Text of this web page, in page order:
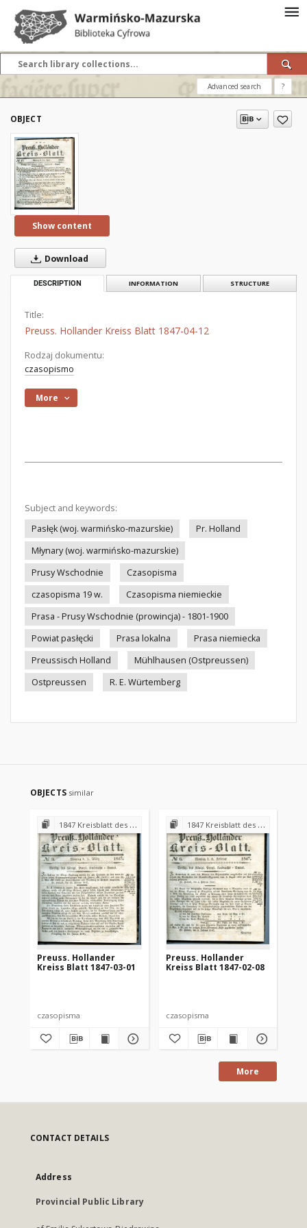
Advanced search ?
OBJECT
Show content
Download
DESCRIPTION INFORMATION STRUCTURE
Title:
Preuss. Hollander Kreiss Blatt 1847-04-12
Rodzaj dokumentu:
czasopismo
More
Subject and keywords:
Pasłęk (woj. warmińsko-mazurskie)
Pr. Holland
Młynary (woj. warmińsko-mazurskie)
Prusy Wschodnie
Czasopisma
czasopisma 19 w.
Czasopisma niemieckie
Prasa - Prusy Wschodnie (prowincja) - 1801-1900
Powiat pasłęcki
Prasa lokalna
Prasa niemiecka
Preussisch Holland
Mühlhausen (Ostpreussen)
Ostpreussen
R. E. Würtemberg
OBJECTS similar
1847 Kreisblatt des Königl. Preuss. Landraths-Amtes Preuss. Holland
Preuss. Hollander
Kreiss Blatt 1847-03-01
czasopisma
1847 Kreisblatt des Königl. Preuss. Landraths-Amtes Preuss. Holland
Preuss. Hollander
Kreiss Blatt 1847-02-08
czasopisma
More
CONTACT DETAILS
Address
Provincial Public Library